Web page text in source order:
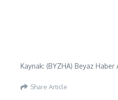
Kaynak: (BYZHA) Beyaz Haber
Share Article